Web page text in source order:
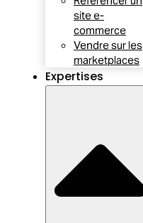
site e-
commerce
Vendre sur les
marketplaces
Expertises